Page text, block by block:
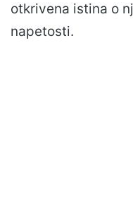
otkrivena istina o
napetosti.